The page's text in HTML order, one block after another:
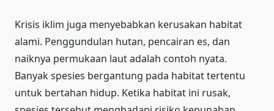
Krisis iklim juga menyebabkan kerusakan habitat
alami. Penggundulan hutan, pencairan es, dan
naiknya permukaan laut adalah contoh nyata.
Banyak spesies bergantung pada habitat tertentu
untuk bertahan hidup. Ketika habitat ini rusak,